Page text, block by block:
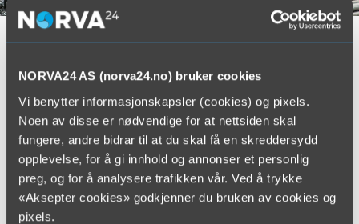
NORVA24 AS (norva24.no) bruker cookies
Vi benytter informasjonskapsler (cookies) og pixels.
Noen av disse er nødvendige for at nettsiden skal
fungere, andre bidrar til at du skal få en skreddersydd
opplevelse, for å gi innhold og annonser et personlig
preg, og for å analysere trafikken vår. Ved å trykke
«Aksepter cookies» godkjenner du bruken av cookies og
pixels.
konstruksjonene rundt.
Armeringsjern avdekkes skånsomt, og blir samtidig
rengjort for rust og korrosjon.
Det blir en sterk, ru og fin heftflate i betongen og et
godt utgangspunkt for ny støp.
Raskt og effektivt sammenlignet med andre metoder